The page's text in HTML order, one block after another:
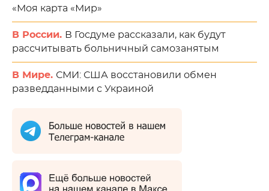
«Моя карта «Мир»
В России. В Госдуме рассказали, как будут
рассчитывать больничный самозанятым
В Мире. СМИ: США восстановили обмен
разведданными с Украиной